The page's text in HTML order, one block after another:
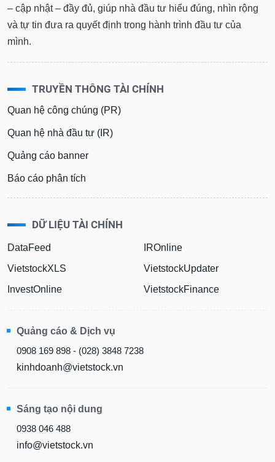
– cập nhật – đầy đủ, giúp nhà đầu tư hiểu đúng, nhìn rộng
và tự tin đưa ra quyết định trong hành trình đầu tư của
mình.
TRUYỀN THÔNG TÀI CHÍNH
Quan hệ công chúng (PR)
Quan hệ nhà đầu tư (IR)
Quảng cáo banner
Báo cáo phân tích
DỮ LIỆU TÀI CHÍNH
DataFeed
VietstockXLS
InvestOnline
IROnline
VietstockUpdater
VietstockFinance
Quảng cáo & Dịch vụ
0908 169 898 - (028) 3848 7238
kinhdoanh@vietstock.vn
Sáng tạo nội dung
0938 046 488
info@vietstock.vn
chính